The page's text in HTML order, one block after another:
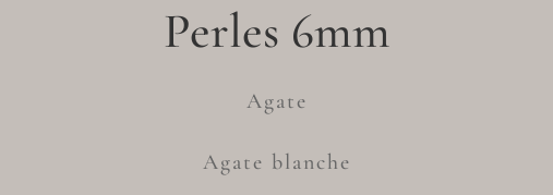
Perles 6mm
Agate
Agate blanche